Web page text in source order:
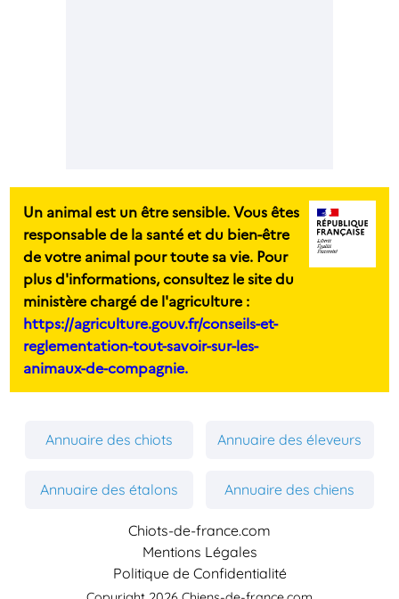
Un animal est un être sensible. Vous êtes
responsable de la santé et du bien-être
de votre animal pour toute sa vie. Pour
plus d'informations, consultez le site du
ministère chargé de l'agriculture :
https://agriculture.gouv.fr/conseils-et-
reglementation-tout-savoir-sur-les-
animaux-de-compagnie.
Annuaire des chiots Annuaire des éleveurs
Annuaire des étalons Annuaire des chiens
Chiots-de-france.com
Mentions Légales
Politique de Confidentialité